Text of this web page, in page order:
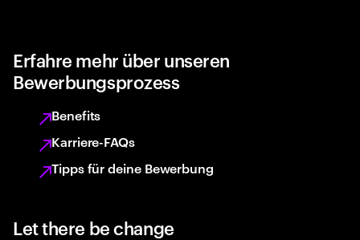
Erfahre mehr über unseren
Bewerbungsprozess
Benefits
Karriere-FAQs
Tipps für deine Bewerbung
Let there be change